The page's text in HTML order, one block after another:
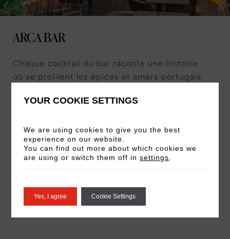
ARCA BAR
Chaque cocktail du bar raconte une histoire
où se profilent les épices et amers portugais
invitation à la découverte de goûts exquis.
petites assiettes ARCA à partager du menu
bar, vous pouvez également les déguster
seuls.
EN SAVOIR PLUS
YOUR COOKIE SETTINGS
We are using cookies to give you the best
experience on our website.
You can find out more about which cookies we
are using or switch them off insettings
Yes, I agree Cookie Settings